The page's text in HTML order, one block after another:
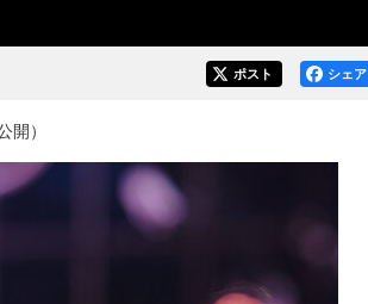
シェア
ポスト
開）